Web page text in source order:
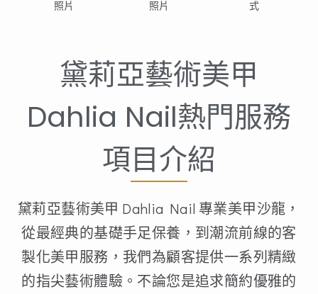
黛莉亞藝術美甲
Dahlia Nail熱門服務
項目介紹
黛莉亞藝術美甲 Dahlia Nail 專業美甲沙龍，
從最經典的基礎手足保養，到潮流前線的客
製化美甲服務，我們為顧客提供一系列精緻
的指尖藝術體驗。不論您是追求簡約優雅的